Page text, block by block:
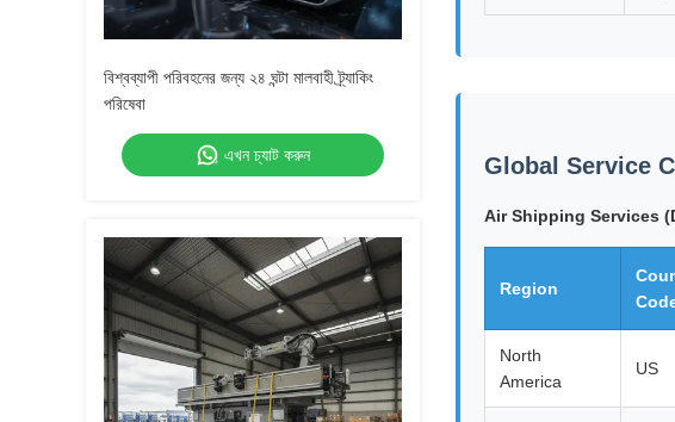
বিশ্বব্যাপী পরিবহনের জন্য ২৪ ঘন্টা মালবাহী ট্র্যাকিং
পরিষেবা
এখন চ্যাট করুন Global Service
Air Shipping Services
Region
North
America
US